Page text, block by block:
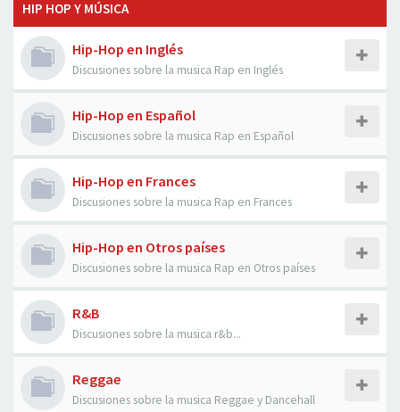
HIP HOP Y MÚSICA
Hip-Hop en Inglés
Discusiones sobre la musica Rap en Inglés
Hip-Hop en Español
Discusiones sobre la musica Rap en Español
Hip-Hop en Frances
Discusiones sobre la musica Rap en Frances
Hip-Hop en Otros países
Discusiones sobre la musica Rap en Otros países
R&B
Discusiones sobre la musica r&b...
Reggae
Discusiones sobre la musica Reggae y Dancehall